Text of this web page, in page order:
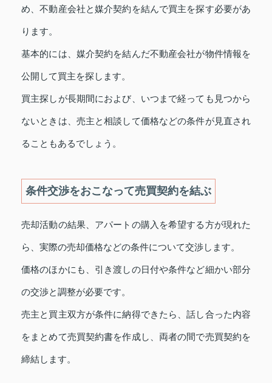
め、不動産会社と媒介契約を結んで買主を探す必要があ
ります。
基本的には、媒介契約を結んだ不動産会社が物件情報を
公開して買主を探します。
買主探しが長期間におよび、いつまで経っても見つから
ないときは、売主と相談して価格などの条件が見直され
ることもあるでしょう。
条件交渉をおこなって売買契約を結ぶ
売却活動の結果、アパートの購入を希望する方が現れた
ら、実際の売却価格などの条件について交渉します。
価格のほかにも、引き渡しの日付や条件など細かい部分
の交渉と調整が必要です。
売主と買主双方が条件に納得できたら、話し合った内容
をまとめて売買契約書を作成し、両者の間で売買契約を
締結します。